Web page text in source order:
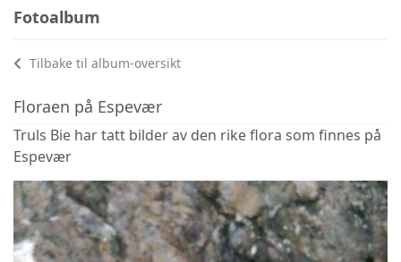
Fotoalbum
Tilbake til album-oversikt
Floraen på Espevær
Truls Bie har tatt bilder av den rike flora som finnes på
Espevær